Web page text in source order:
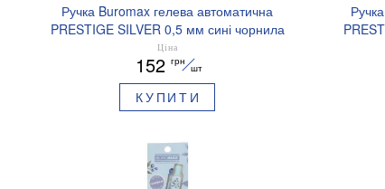
Ручка Buromax гелева автоматична
PRESTIGE SILVER 0,5 мм сині чорнила
BM.83102
Ціна
152 грн
шт
КУПИТИ